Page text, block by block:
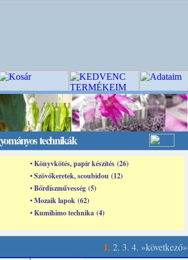
technikák
• Könyvkötés, papír készítés (26)
• Szövőkeretek, scoubidou (12)
• Bőrdíszművesség (5)
• Mozaik lapok (62)
• Kumihimo technika (4)
1.2. 3. 4. »következő»